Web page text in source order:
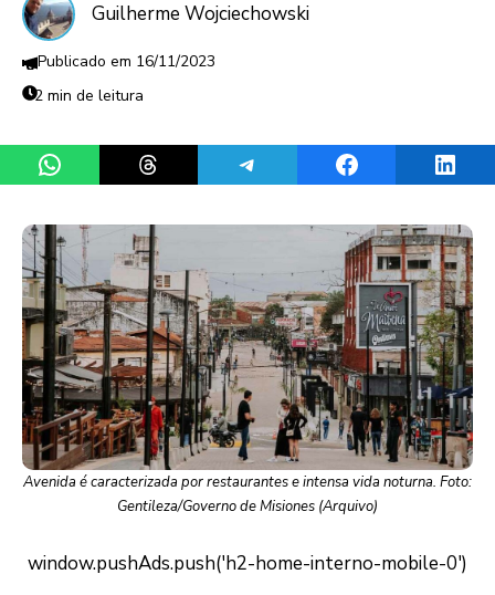
Guilherme Wojciechowski
16/11/2023
2 min de leitura
Share on WhatsAppShare on ThreadsShare on TelegramShare on Facebook
Avenida é caracterizada por restaurantes e intensa vida noturna. Foto:
Gentileza/Governo de Misiones (Arquivo)